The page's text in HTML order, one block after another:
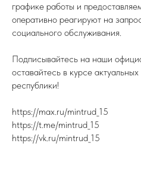
графике работы и
оперативно реагируют на
социального обслуживания.
Подписывайтесь на наши
оставайтесь в курсе
республики!
https://max.ru/mintrud_15
https://t.me/mintrud_15
https://vk.ru/mintrud_15